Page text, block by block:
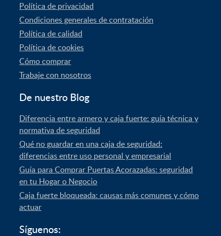
Política de privacidad
Condiciones generales de contratación
Política de calidad
Política de cookies
Cómo comprar
Trabaje con nosotros
De nuestro Blog
Diferencia entre armero y caja fuerte: guía técnica y
normativa de seguridad
Qué no guardar en una caja de seguridad:
diferencias entre uso personal y empresarial
Guía para Comprar Puertas Acorazadas: seguridad
en tu Hogar o Negocio
Caja fuerte bloqueada: causas más comunes y cómo
actuar
Síguenos: